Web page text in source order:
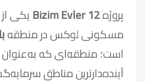
پروژهBizim Evler 12یکی
مسکونی لوکس در منطقه
است؛ منطقه‌ای که به‌عنوان
آینده‌دارترین مناطق